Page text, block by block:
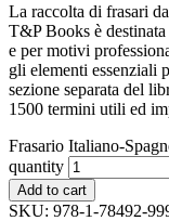
La raccolta di frasari
T&P Books è
e per motivi
gli elementi essenziali
sezione separata del
1500 termini utili ed
Frasario Italiano-
quantity
Add to cart
SKU: 978-1-78492-